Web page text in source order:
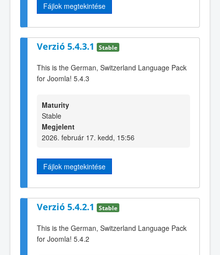
Fájlok megtekintése
Verzió 5.4.3.1 Stable
This is the German, Switzerland Language Pack
for Joomla! 5.4.3
Maturity
Stable
Megjelent
2026. február 17. kedd, 15:56
Fájlok megtekintése
Verzió 5.4.2.1 Stable
This is the German, Switzerland Language Pack
for Joomla! 5.4.2